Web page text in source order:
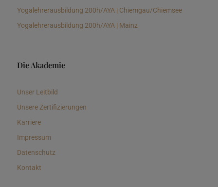
Yogalehrerausbildung 200h/AYA | Chiemgau/Chiemsee
Yogalehrerausbildung 200h/AYA | Mainz
Die Akademie
Unser Leitbild
Unsere Zertifizierungen
Karriere
Impressum
Datenschutz
Kontakt